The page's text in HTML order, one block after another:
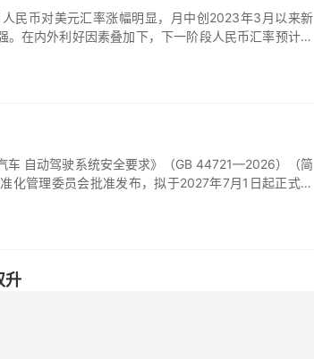
民币对美元汇率涨幅明显，月中创2023年3月以来新
在内外利好因素叠加下，下一阶段人民币汇率预计稳
车 自动驾驶系统安全要求》（GB 44721—2026）（简
化管理委员会批准发布，拟于2027年7月1日起正式实
升